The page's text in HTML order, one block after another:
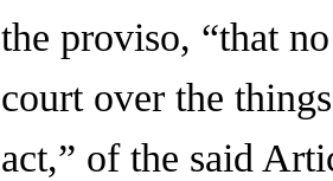
the proviso, “that
court over the
act,” of the said